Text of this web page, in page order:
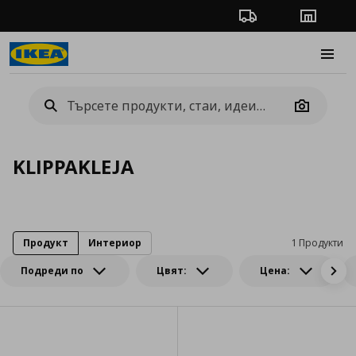
Проследяване на
Camera
KLIPPAKLEJA
Подреди по Цвят: Цена:
1 Продукти
Продукт Интериор